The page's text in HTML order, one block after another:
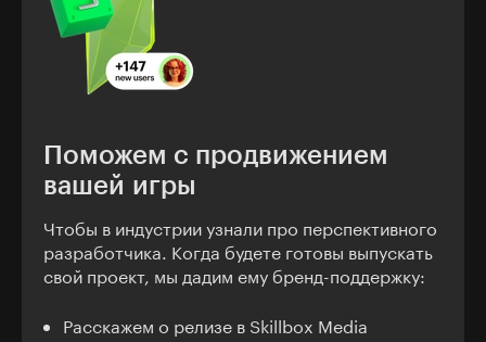
Поможем с продвижением
вашей игры
Чтобы в индустрии узнали про перспективного
разработчика. Когда будете готовы выпускать
свой проект, мы дадим ему бренд-поддержку:
Расскажем о релизе в Skillbox Media